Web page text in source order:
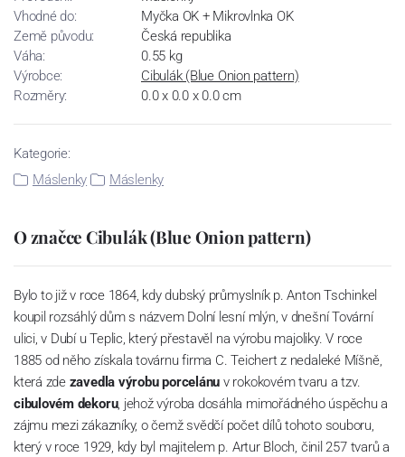
Vhodné do:
Myčka OK + Mikrovlnka OK
Země původu:
Česká republika
Váha:
0.55 kg
Výrobce:
Cibulák (Blue Onion pattern)
Rozměry:
0.0 x 0.0 x 0.0 cm
Kategorie:
Máslenky
Máslenky
O značce Cibulák (Blue Onion pattern)
Bylo to již v roce 1864, kdy dubský průmyslník p. Anton Tschinkel
koupil rozsáhlý dům s názvem Dolní lesní mlýn, v dnešní Tovární
ulici, v Dubí u Teplic, který přestavěl na výrobu majoliky. V roce
1885 od něho získala továrnu firma C. Teichert z nedaleké Míšně,
která zde zavedla výrobu porcelánu v rokokovém tvaru a tzv.
cibulovém dekoru, jehož výroba dosáhla mimořádného úspěchu a
zájmu mezi zákazníky, o čemž svědčí počet dílů tohoto souboru,
který v roce 1929, kdy byl majitelem p. Artur Bloch, činil 257 tvarů a